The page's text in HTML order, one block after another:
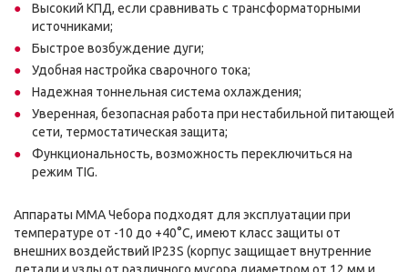
Высокий КПД, если сравнивать с трансформаторными
источниками;
Быстрое возбуждение дуги;
Удобная настройка сварочного тока;
Надежная тоннельная система охлаждения;
Уверенная, безопасная работа при нестабильной питающей
сети, термостатическая защита;
Функциональность, возможность переключиться на
режим TIG.
Аппараты MMA Чебора подходят для эксплуатации при
температуре от -10 до +40°С, имеют класс защиты от
внешних воздействий IP23S (корпус защищает внутренние